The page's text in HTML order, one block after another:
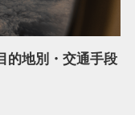
的地別・交通手段